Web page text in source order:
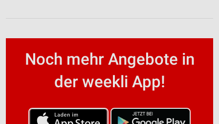
Noch mehr Angebote in
der weekli App!